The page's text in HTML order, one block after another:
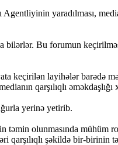
yaradılması,
bilərlər. Bu forumun
keçirilən layihələr barədə
qarşılıqlı əməkdaşlığı
yerinə yetirib.
olunmasında mühüm
qarşılıqlı şəkildə bir-birinin